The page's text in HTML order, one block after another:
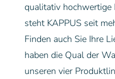
qualitativ hochwertige
steht KAPPUS seit
Finden auch Sie Ihre
haben die Qual der
unseren vier